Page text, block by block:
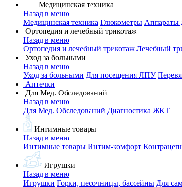
Медицинская техника
Назад в меню
Медицинская техника Глюкометры Аппараты
Ортопедия и лечебный трикотаж
Назад в меню
Ортопедия и лечебный трикотаж Лечебный
Уход за больными
Назад в меню
Уход за больными Для посещения ЛПУ
Аптечки
Для Мед. Обследований
Назад в меню
Для Мед. Обследований Диагностика ЖКТ
Интимные товары
Назад в меню
Интимные товары Интим-комфорт
Игрушки
Назад в меню
Игрушки Горки, песочницы, бассейны Для